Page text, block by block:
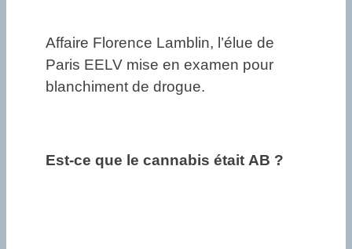
Affaire Florence Lamblin, l’élue de
Paris EELV mise en examen pour
blanchiment de drogue.
Est-ce que le cannabis était AB ?